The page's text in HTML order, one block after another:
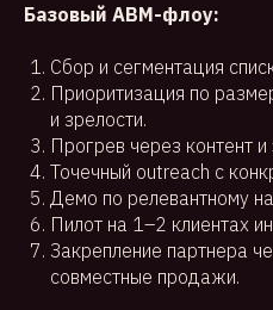
Базовый ABM-флоу:
Сбор и сегментация
Приоритизация по
и зрелости.
Прогрев через контент
Точечный outreach с
Демо по релевантному
Пилот на 1–2 клиентах
Закрепление партнера
совместные продажи.